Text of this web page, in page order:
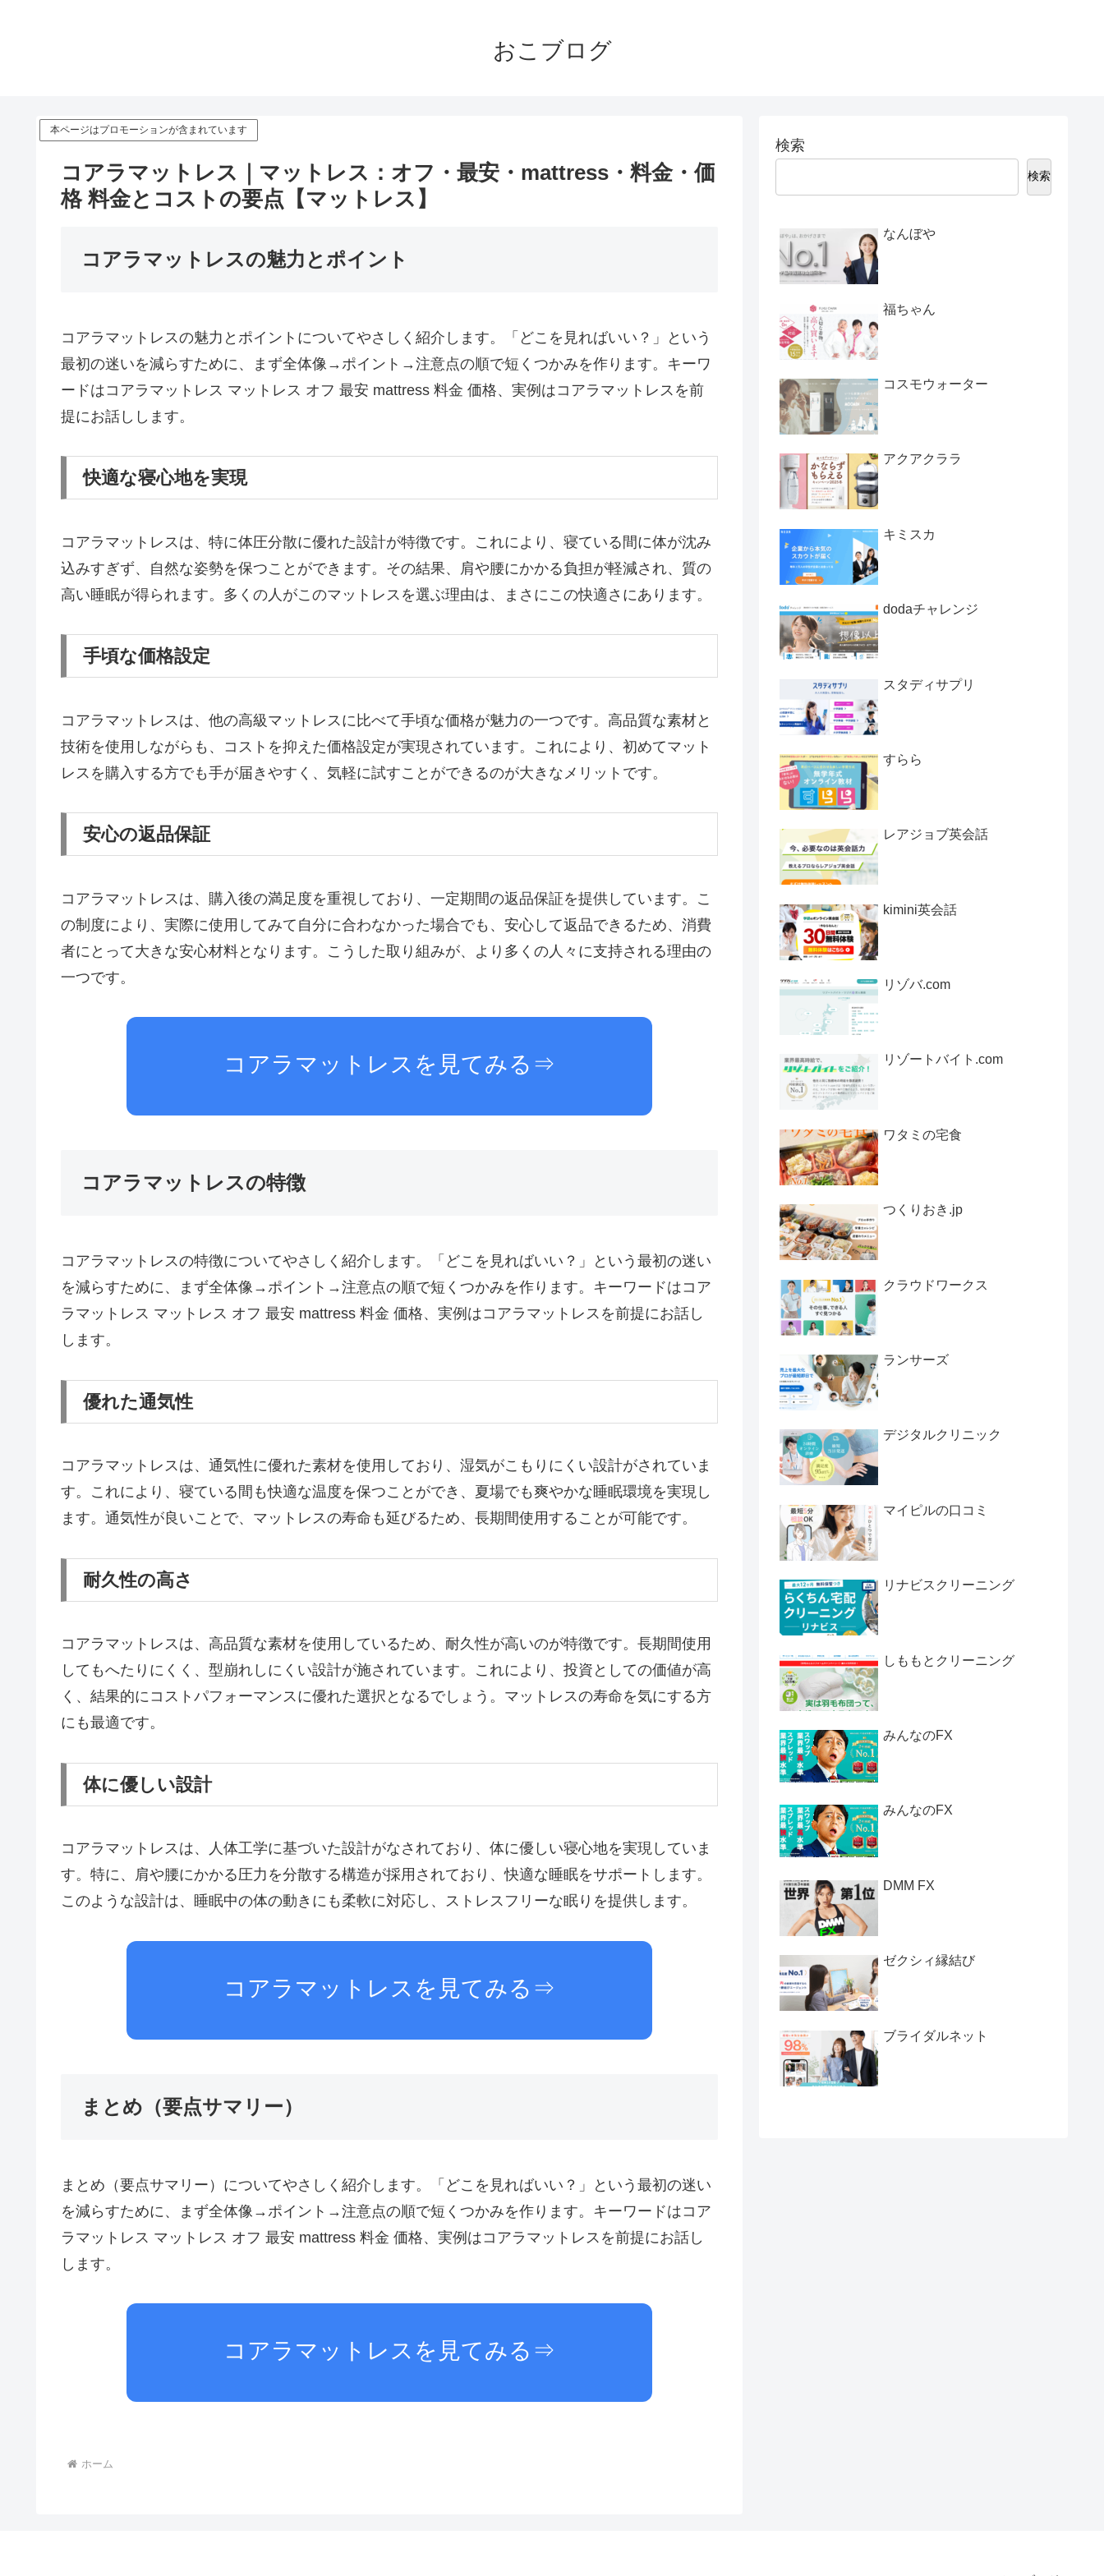
おこブログ
本ページはプロモーションが含まれています
コアラマットレス｜マットレス：オフ・最安・mattress・料金・価
格 料金とコストの要点【マットレス】
コアラマットレスの魅力とポイント
コアラマットレスの魅力とポイントについてやさしく紹介します。「どこを見ればいい？」という
最初の迷いを減らすために、まず全体像→ポイント→注意点の順で短くつかみを作ります。キーワ
ードはコアラマットレス マットレス オフ 最安 mattress 料金 価格、実例はコアラマットレスを前
提にお話しします。
快適な寝心地を実現
コアラマットレスは、特に体圧分散に優れた設計が特徴です。これにより、寝ている間に体が沈み
込みすぎず、自然な姿勢を保つことができます。その結果、肩や腰にかかる負担が軽減され、質の
高い睡眠が得られます。多くの人がこのマットレスを選ぶ理由は、まさにこの快適さにあります。
手頃な価格設定
コアラマットレスは、他の高級マットレスに比べて手頃な価格が魅力の一つです。高品質な素材と
技術を使用しながらも、コストを抑えた価格設定が実現されています。これにより、初めてマット
レスを購入する方でも手が届きやすく、気軽に試すことができるのが大きなメリットです。
安心の返品保証
コアラマットレスは、購入後の満足度を重視しており、一定期間の返品保証を提供しています。こ
の制度により、実際に使用してみて自分に合わなかった場合でも、安心して返品できるため、消費
者にとって大きな安心材料となります。こうした取り組みが、より多くの人々に支持される理由の
一つです。
コアラマットレスを見てみる⇒
コアラマットレスの特徴
コアラマットレスの特徴についてやさしく紹介します。「どこを見ればいい？」という最初の迷い
を減らすために、まず全体像→ポイント→注意点の順で短くつかみを作ります。キーワードはコア
ラマットレス マットレス オフ 最安 mattress 料金 価格、実例はコアラマットレスを前提にお話し
します。
優れた通気性
コアラマットレスは、通気性に優れた素材を使用しており、湿気がこもりにくい設計がされていま
す。これにより、寝ている間も快適な温度を保つことができ、夏場でも爽やかな睡眠環境を実現し
ます。通気性が良いことで、マットレスの寿命も延びるため、長期間使用することが可能です。
耐久性の高さ
コアラマットレスは、高品質な素材を使用しているため、耐久性が高いのが特徴です。長期間使用
してもへたりにくく、型崩れしにくい設計が施されています。これにより、投資としての価値が高
く、結果的にコストパフォーマンスに優れた選択となるでしょう。マットレスの寿命を気にする方
にも最適です。
体に優しい設計
コアラマットレスは、人体工学に基づいた設計がなされており、体に優しい寝心地を実現していま
す。特に、肩や腰にかかる圧力を分散する構造が採用されており、快適な睡眠をサポートします。
このような設計は、睡眠中の体の動きにも柔軟に対応し、ストレスフリーな眠りを提供します。
コアラマットレスを見てみる⇒
まとめ（要点サマリー）
まとめ（要点サマリー）についてやさしく紹介します。「どこを見ればいい？」という最初の迷い
を減らすために、まず全体像→ポイント→注意点の順で短くつかみを作ります。キーワードはコア
ラマットレス マットレス オフ 最安 mattress 料金 価格、実例はコアラマットレスを前提にお話し
します。
when=2025-
コアラマットレスを見てみる⇒
ホーム
検索
検索
なんぼや
福ちゃん
コスモウォーター
アクアクララ
キミスカ
dodaチャレンジ
スタディサプリ
すらら
レアジョブ英会話
kimini英会話
リゾバ.com
リゾートバイト.com
ワタミの宅食
つくりおき.jp
クラウドワークス
ランサーズ
デジタルクリニック
マイピルの口コミ
リナビスクリーニング
しももとクリーニング
みんなのFX
みんなのFX
DMM FX
ゼクシィ縁結び
ブライダルネット